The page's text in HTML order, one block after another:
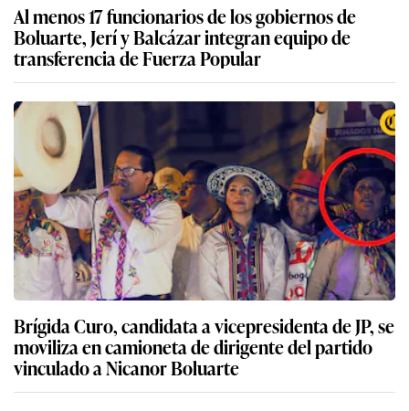
Al menos 17 funcionarios de los gobiernos de
Boluarte, Jerí y Balcázar integran equipo de
transferencia de Fuerza Popular
Brígida Curo, candidata a vicepresidenta de JP, se
moviliza en camioneta de dirigente del partido
vinculado a Nicanor Boluarte